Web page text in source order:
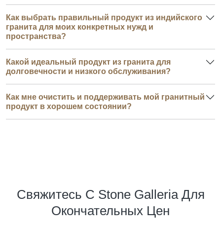
Как выбрать правильный продукт из индийского
гранита для моих конкретных нужд и
пространства?
Какой идеальный продукт из гранита для
долговечности и низкого обслуживания?
Как мне очистить и поддерживать мой гранитный
продукт в хорошем состоянии?
Свяжитесь С Stone Galleria Для
Окончательных Цен